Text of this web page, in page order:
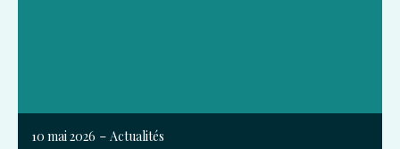
10 mai 2026 - Actualités